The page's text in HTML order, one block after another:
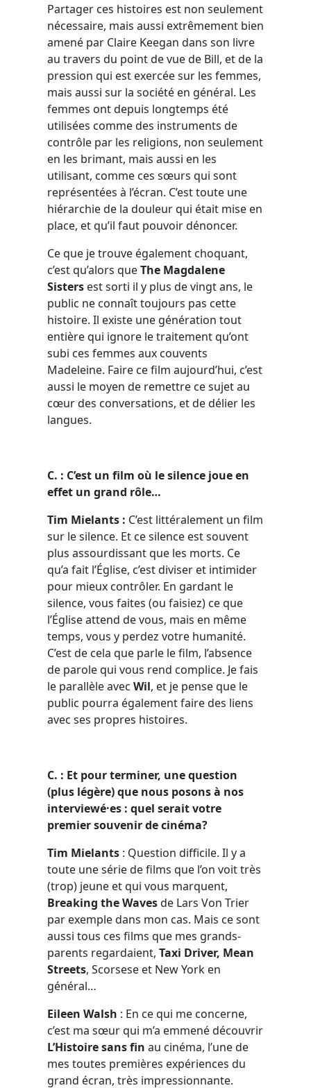
Partager ces histoires est non seulement
nécessaire, mais aussi extrêmement bien
amené par Claire Keegan dans son livre
au travers du point de vue de Bill, et de la
pression qui est exercée sur les femmes,
mais aussi sur la société en général. Les
femmes ont depuis longtemps été
utilisées comme des instruments de
contrôle par les religions, non seulement
en les brimant, mais aussi en les
utilisant, comme ces sœurs qui sont
représentées à l’écran. C’est toute une
hiérarchie de la douleur qui était mise en
place, et qu’il faut pouvoir dénoncer.
Ce que je trouve également choquant,
c’est qu’alors queThe Magdalene
Sisters est sorti il y plus de vingt ans, le
public ne connaît toujours pas cette
histoire. Il existe une génération tout
entière qui ignore le traitement qu’ont
subi ces femmes aux couvents
Madeleine. Faire ce film aujourd’hui, c’est
aussi le moyen de remettre ce sujet au
cœur des conversations, et de délier les
langues.
C. : C’est un film où le silence joue en
effet un grand rôle…
Tim Mielants : C’est littéralement un film
sur le silence. Et ce silence est souvent
plus assourdissant que les morts. Ce
qu’a fait l’Église, c’est diviser et intimider
pour mieux contrôler. En gardant le
silence, vous faites (ou faisiez) ce que
l’Église attend de vous, mais en même
temps, vous y perdez votre humanité.
C’est de cela que parle le film, l’absence
de parole qui vous rend complice. Je fais
le parallèle avec Wil, et je pense que le
public pourra également faire des liens
avec ses propres histoires.
C. : Et pour terminer, une question
(plus légère) que nous posons à nos
interviewé·es : quel serait votre
premier souvenir de cinéma?
Tim Mielants : Question difficile. Il y a
toute une série de films que l’on voit très
(trop) jeune et qui vous marquent,
Breaking the Wavesde Lars Von Trier
par exemple dans mon cas. Mais ce sont
aussi tous ces films que mes grands-
parents regardaient, Taxi Driver, Mean
Streets, Scorsese et New York en
général…
Eileen Walsh : En ce qui me concerne,
c’est ma sœur qui m’a emmené découvrir
L’Histoire sans fin au cinéma, l’une de
mes toutes premières expériences du
grand écran, très impressionnante.